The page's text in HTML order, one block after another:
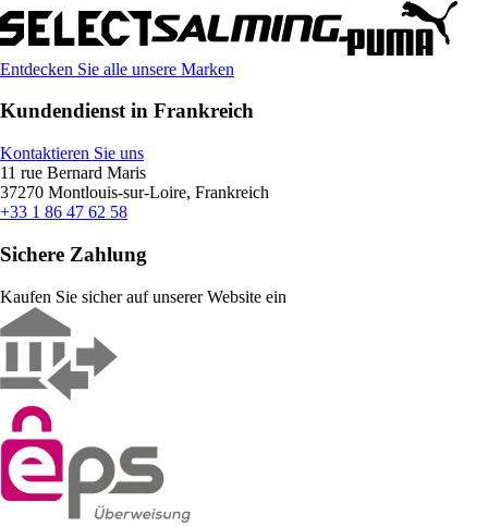
Entdecken Sie alle unsere Marken
Kundendienst in Frankreich
Kontaktieren Sie uns
11 rue Bernard Maris
37270 Montlouis-sur-Loire, Frankreich
+33 1 86 47 62 58
Sichere Zahlung
Kaufen Sie sicher auf unserer Website ein